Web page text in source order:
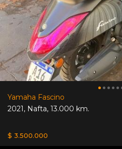
Yamaha Fascino
2021, Nafta, 13.000 km.
$ 3.500.000